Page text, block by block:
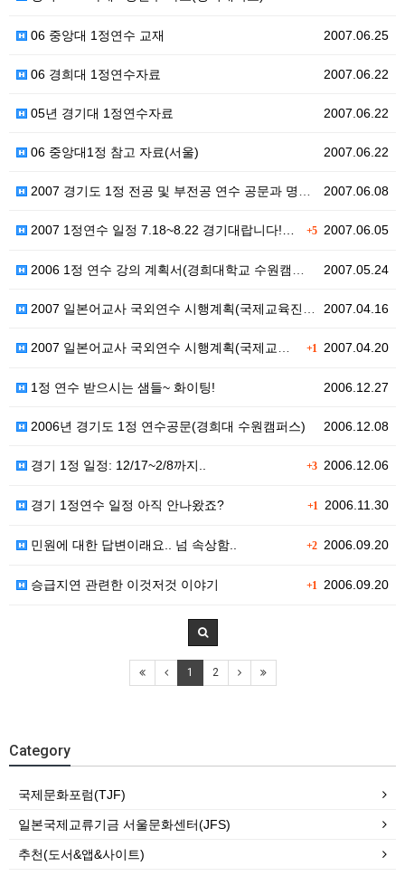
2007.06.25
06 중앙대 1정연수 교재
2007.06.22
06 경희대 1정연수자료
2007.06.22
05년 경기대 1정연수자료
2007.06.22
06 중앙대1정 참고 자료(서울)
2007.06.08
2007 경기도 1정 전공 및 부전공 연수 공문과 명단…
+52007.06.05
2007 1정연수 일정 7.18~8.22 경기대랍니다!…
2007.05.24
2006 1정 연수 강의 계획서(경희대학교 수원캠퍼스)
2007.04.16
2007 일본어교사 국외연수 시행계획(국제교육진흥원)
+1 2007.04.20
2007 일본어교사 국외연수 시행계획(국제교육진흥원)
2006.12.27
1정 연수 받으시는 샘들~ 화이팅!
2006.12.08
2006년 경기도 1정 연수공문(경희대 수원캠퍼스)
+32006.12.06
경기 1정 일정: 12/17~2/8까지..
+1 2006.11.30
경기 1정연수 일정 아직 안나왔죠?
+22006.09.20
민원에 대한 답변이래요.. 넘 속상함..
+1 2006.09.20
승급지연 관련한 이것저것 이야기
1 2
Category
국제문화포럼(TJF)
일본국제교류기금 서울문화센터(JFS)
추천(도서&앱&사이트)